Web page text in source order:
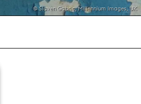
© Slaven Gabric, Millennium Images, UK